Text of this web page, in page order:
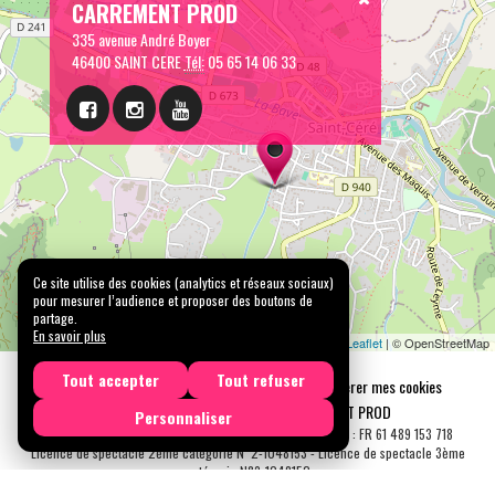
CARREMENT PROD
335 avenue André Boyer
46400 SAINT CERETél:05 65 14 06 33
Leaflet | © OpenStreetMap
Mentions légales Confidentialité
Gérer mes cookies
Tous droits réservés © 2026 |
CARREMENT PROD
N° SIRET : 489 153 718 00031 - APE : 9001 Z - N° TVA Int. : FR 61 489 153 718
Licence de spectacle 2ème catégorie N°2-1048153 - Licence de spectacle 3ème
catégorie N°3-1048152
Ce site utilise des cookies (analytics et réseaux sociaux)
pour mesurer l’audience et proposer des boutons de
partage.
En savoir plus
Tout accepter
Tout refuser
Personnaliser